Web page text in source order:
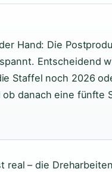
Hand: Die
Entscheidend
Staffel noch 2026
danach eine fünfte
real – die